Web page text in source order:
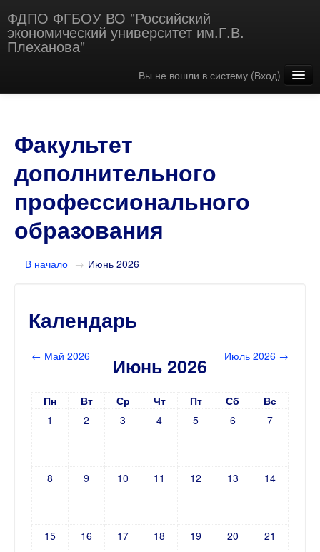
ФДПО ФГБОУ ВО "Российский
экономический университет им.Г.В.
Плеханова"
Вы не вошли в систему (Вход)
Факультет
дополнительного
профессионального
образования
В начало → Июнь 2026
Календарь
← Май 2026 Июнь 2026 Июль 2026 →
Пн Вт Ср Чт Пт Сб
Вс
1
2 3 4 5 6 7
8 9 10 11 12 13 14
15 16 17 18 19 20 21